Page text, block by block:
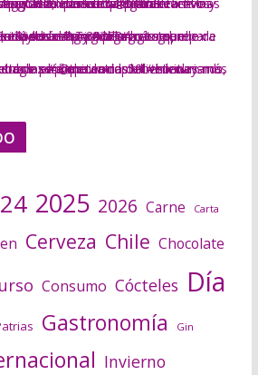
2025 2026 Carne Carta
Cerveza Chile Chocolate
Consumo Cócteles Día
Gastronomía Gin
Invierno